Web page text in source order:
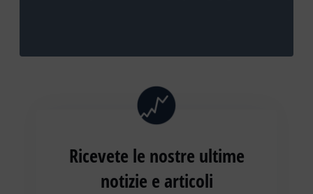
Ricevete le nostre ultime
notizie e articoli